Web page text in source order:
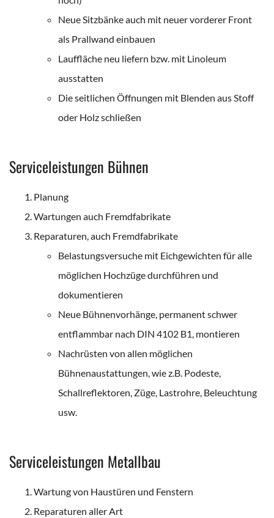
Neue Sitzbänke auch mit neuer vorderer Front
als Prallwand einbauen
Lauffläche neu liefern bzw. mit Linoleum
ausstatten
Die seitlichen Öffnungen mit Blenden aus Stoff
oder Holz schließen
Serviceleistungen Bühnen
Planung
Wartungen auch Fremdfabrikate
Reparaturen, auch Fremdfabrikate
Belastungsversuche mit Eichgewichten für alle
möglichen Hochzüge durchführen und
dokumentieren
Neue Bühnenvorhänge, permanent schwer
entflammbar nach DIN 4102 B1, montieren
Nachrüsten von allen möglichen
Bühnenaustattungen, wie z.B. Podeste,
Schallreflektoren, Züge, Lastrohre, Beleuchtung
usw.
Serviceleistungen Metallbau
Wartung von Haustüren und Fenstern
Reparaturen aller Art